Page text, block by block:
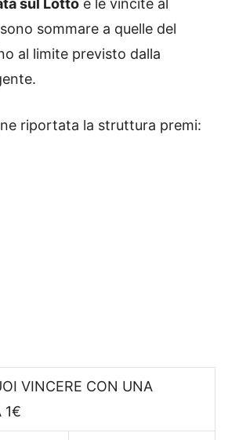
sommare a quelle del
al limite previsto dalla
riportata la struttura premi:
VINCERE CON UNA
1€